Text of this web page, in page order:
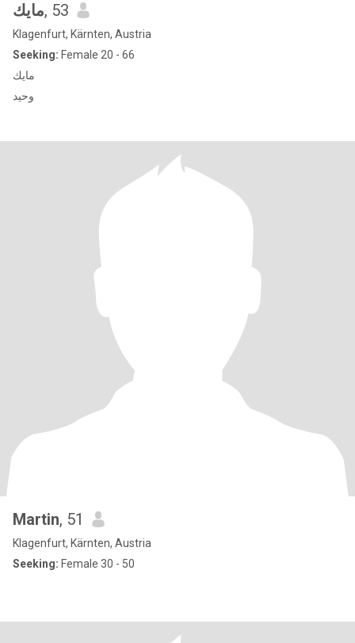
مايك, 53
Klagenfurt, Kärnten, Austria
Seeking: Female 20 - 66
مايك
وحيد
Martin, 51
Klagenfurt, Kärnten, Austria
Seeking: Female 30 - 50